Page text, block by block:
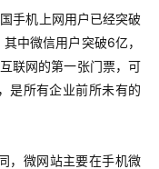
手机上网用户已经突破
其中微信用户突破6亿，
联网的第一张门票，可
是所有企业前所未有的
，微网站主要在手机微